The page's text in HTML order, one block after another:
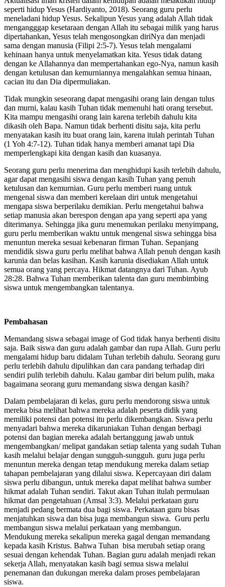
seperti hidup Yesus (Hardiyanto, 2018). Seorang guru perlu
meneladani hidup Yesus. Sekalipun Yesus yang adalah Allah tidak
mengangggap kesetaraan dengan Allah itu sebagai milik yang harus
dipertahankan, Yesus telah mengosongkan diriNya dan menjadi
sama dengan manusia (Filipi 2:5-7). Yesus telah mengalami
kehinaan hanya untuk menyelamatkan kita. Yesus tidak datang
dengan ke Allahannya dan mempertahankan ego-Nya, namun kasih
dengan ketulusan dan kemurniannya mengalahkan semua hinaan,
cacian itu dan Dia dipermuliakan.
Tidak mungkin seseorang dapat mengasihi orang lain dengan tulus
dan murni, kalau kasih Tuhan tidak memenuhi hati orang tersebut.
Kita mampu mengasihi orang lain karena terlebih dahulu kita
dikasih oleh Bapa. Namun tidak berhenti disitu saja, kita perlu
menyatakan kasih itu buat orang lain, karena itulah perintah Tuhan
(1 Yoh 4:7-12). Tuhan tidak hanya memberi amanat tapi Dia
memperlengkapi kita dengan kasih dan kuasanya.
Seorang guru perlu menerima dan menghidupi kasih terlebih dahulu,
agar dapat mengasihi siswa dengan kasih Tuhan yang penuh
ketulusan dan kemurnian. Guru perlu memberi ruang untuk
mengenal siswa dan memberi kerelaan diri untuk mengetahui
mengapa siswa berperilaku demikian. Perlu mengetahui bahwa
setiap manusia akan berespon dengan apa yang seperti apa yang
diterimanya. Sehingga jika guru menemukan perilaku menyimpang,
guru perlu memberikan waktu untuk mengenal siswa sehingga bisa
menuntun mereka sesuai kebenaran firman Tuhan. Sepanjang
mendidik siswa guru perlu melihat bahwa Allah penuh dengan kasih
karunia dan belas kasihan. Kasih karunia disediakan Allah untuk
semua orang yang percaya. Hikmat datangnya dari Tuhan. Ayub
28:28. Bahwa Tuhan memberikan talenta dan guru membimbing
siswa untuk mengembangkan talentanya.
Pembahasan
Memandang siswa sebagai image of God tidak hanya berhenti disitu
saja. Baik siswa dan guru adalah gambar dan rupa Allah. Guru perlu
mengalami hidup baru didalam Tuhan terlebih dahulu. Seorang guru
perlu terlebih dahulu dipulihkan dan cara pandang terhadap diri
sendiri pulih terlebih dahulu. Kalau gambar diri belum pulih, maka
bagaimana seorang guru memandang siswa dengan kasih?
Dalam pembelajaran di kelas, guru perlu mendorong siswa untuk
mereka bisa melihat bahwa mereka adalah peserta didik yang
memiliki potensi dan potensi itu perlu dikembangkan. Siswa perlu
menyadari bahwa mereka dikaruniakan Tuhan dengan berbagi
potensi dan bagian mereka adalah bertanggung jawab untuk
mengembangkan/ melipat gandakan setiap talenta yang sudah Tuhan
kasih melalui belajar dengan sungguh-sungguh. guru juga perlu
menuntun mereka dengan tetap mendukung mereka dalam setiap
tahapan pembelajaran yang dilalui siswa. Kepercayaan diri dalam
siswa perlu dibangun, untuk mereka dapat melihat bahwa sumber
hikmat adalah Tuhan sendiri. Takut akan Tuhan itulah permulaan
hikmat dan pengetahuan (Amsal 3:3). Melalui perkataan guru
menjadi pedang bermata dua bagi siswa. Perkataan guru bisas
menjatuhkan siswa dan bisa juga membangun siswa. Guru perlu
membangun siswa melalui perkataan yang membangun.
Mendukung mereka sekalipun mereka gagal dengan memandang
kepada kasih Kristus. Bahwa Tuhan bisa merubah setiap orang
sesuai dengan kehendak Tuhan. Bagian guru adalah menjadi rekan
sekerja Allah, menyatakan kasih bagi semua siswa melalui
penemanan dan dukungan mereka dalam proses pembelajaran
siswa.